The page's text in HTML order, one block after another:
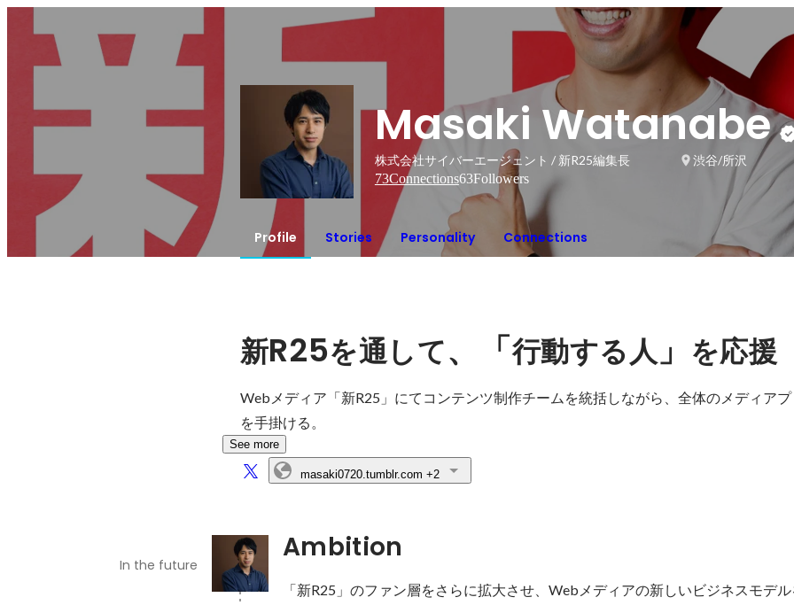
Masaki Watanabe
株式会社サイバーエージェント / 新R25編集長
渋谷/所沢
73Connections63Followers
Profile Stories Personality Connections
新R25を通して、「行動する人」 を応援
Webメディア「新R25」にてコンテンツ制作チームを統括しながら、全体のメディア
を手掛ける。
See more
masaki0720.tumblr.com +2
Ambition
In the future
「新R25」のファン層をさらに拡大させ、Webメディアの新しいビジネスモデ